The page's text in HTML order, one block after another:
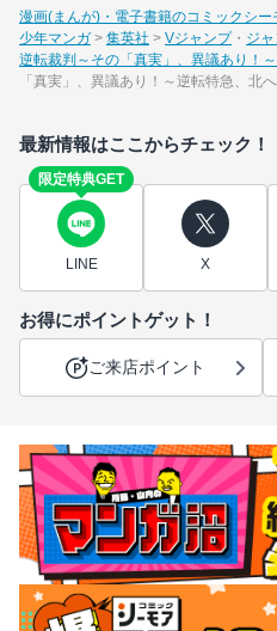
漫画(まんが)・電子書籍のコミックシー
少年マンガ
集英社 Vジャンプ
ジ
逆転裁判～その「真実」、異議あり！
「真実」、異議あり！～逆転特急、北へ
最新情報はここからチェック！
限定特典GET
LINE X
お得にポイントゲット！
ご来店ポイント